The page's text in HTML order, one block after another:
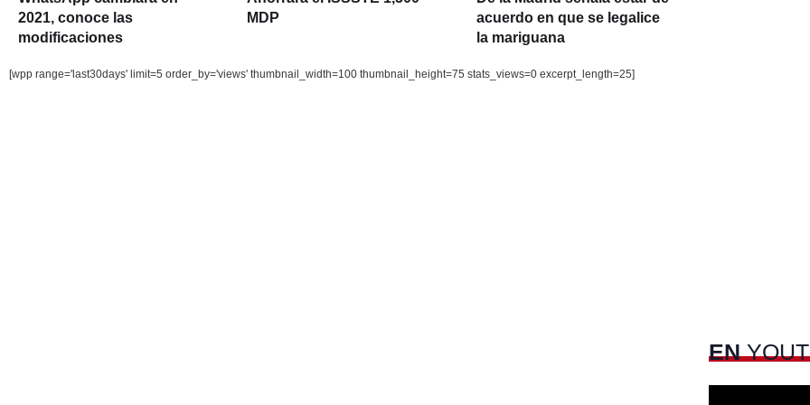
2021, conoce las
modificaciones
MDP
acuerdo en que se legalice
la mariguana
[wpp range='last30days' limit=5 order_by='views' thumbnail_width=100 thumbnail_height=75 stats_views=0 excerpt_length=25]
EN